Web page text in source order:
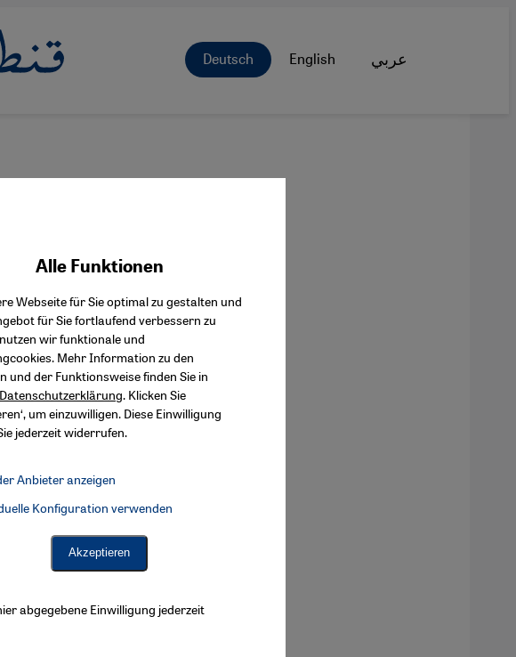
Deutsch English عربي
Alle Funktionen
Webseite für Sie optimal zu gestalten und
für Sie fortlaufend verbessern zu
wir funktionale und
Mehr Information zu den
und der Funktionsweise finden Sie in
Datenschutzerklärung. Klicken Sie
um einzuwilligen. Diese Einwilligung
jederzeit widerrufen.
Anbieter anzeigen
Embed / Facebook Connect, Google Maps Embed, Google Tag Manager, Instagram Embed,
Embed / Facebook Connect
Embed
Embed
Embed
Maps Embed
Konfiguration verwenden
Akzeptieren
abgegebene Einwilligung jederzeit